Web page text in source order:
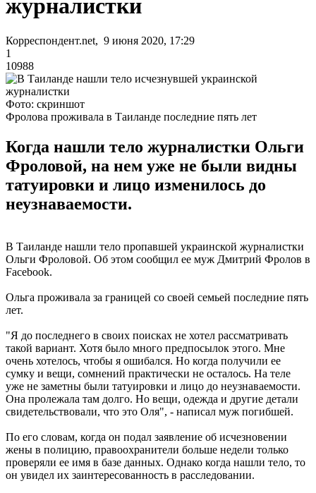
журналистки
Корреспондент.net, 9 июня 2020, 17:29
1
10988
Фото: скриншот
Фролова проживала в Таиланде последние пять лет
Когда нашли тело журналистки Ольги
Фроловой, на нем уже не были видны
татуировки и лицо изменилось до
неузнаваемости.
В Таиланде нашли тело пропавшей украинской журналистки
Ольги Фроловой. Об этом сообщил ее муж Дмитрий Фролов в
Facebook.
Ольга проживала за границей со своей семьей последние пять
лет.
"Я до последнего в своих поисках не хотел рассматривать
такой вариант. Хотя было много предпосылок этого. Мне
очень хотелось, чтобы я ошибался. Но когда получили ее
сумку и вещи, сомнений практически не осталось. На теле
уже не заметны были татуировки и лицо до неузнаваемости.
Она пролежала там долго. Но вещи, одежда и другие детали
свидетельствовали, что это Оля", - написал муж погибшей.
По его словам, когда он подал заявление об исчезновении
жены в полицию, правоохранители больше недели только
проверяли ее имя в базе данных. Однако когда нашли тело, то
он увидел их заинтересованность в расследовании.